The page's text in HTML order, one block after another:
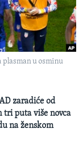
u osminu
zaradiće od
tri puta više novca
na ženskom